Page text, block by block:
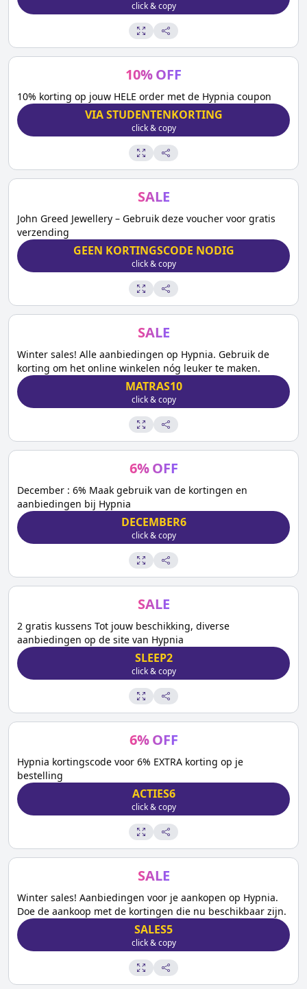
click & copy
10%OFF
10% korting op jouw HELE order met de Hypnia coupon
VIA STUDENTENKORTING
click & copy
SALE
John Greed Jewellery – Gebruik deze voucher voor gratis
verzending
GEEN KORTINGSCODE NODIG
click & copy
SALE
Winter sales! Alle aanbiedingen op Hypnia. Gebruik de
korting om het online winkelen nóg leuker te maken.
MATRAS10
click & copy
6% OFF
December : 6% Maak gebruik van de kortingen en
aanbiedingen bij Hypnia
DECEMBER6
click & copy
SALE
2 gratis kussens Tot jouw beschikking, diverse
aanbiedingen op de site van Hypnia
SLEEP2
click & copy
6% OFF
Hypnia kortingscode voor 6% EXTRA korting op je
bestelling
ACTIES6
click & copy
SALE
Winter sales! Aanbiedingen voor je aankopen op Hypnia.
Doe de aankoop met de kortingen die nu beschikbaar zijn.
SALES5
click & copy